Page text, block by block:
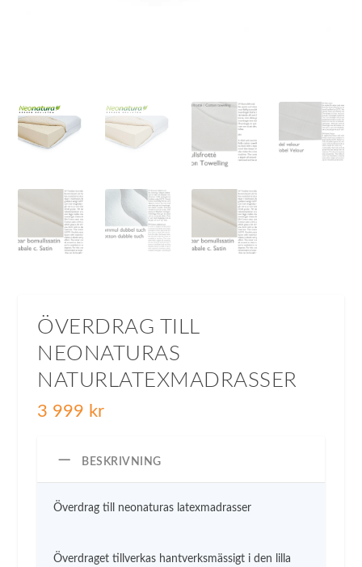
ÖVERDRAG TILL
NEONATURAS
NATURLATEXMADRASSER
3 999 kr
BESKRIVNING
Överdrag till neonaturas latexmadrasser
Överdraget tillverkas hantverksmässigt i den lilla